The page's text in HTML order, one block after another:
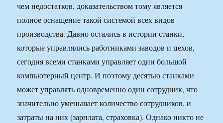
чем недостатков, доказательством тому является
полное оснащение такой системой всех видов
производства. Давно остались в истории станки,
которые управлялись работниками заводов и цехов,
сегодня всеми станками управляет один большой
компьютерный центр. И поэтому десятью станками
может управлять одновременно один сотрудник, что
значительно уменьшает количество сотрудников, и
затраты на них (зарплата, страховка). Однако никто не